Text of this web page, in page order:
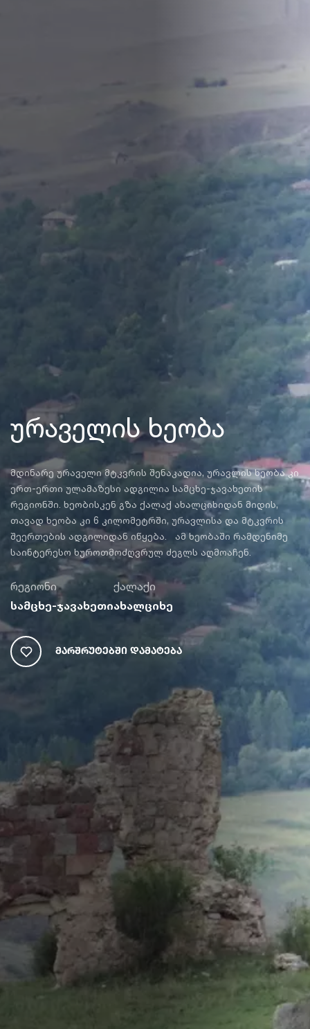
ურაველის ხეობა
მდინარე ურაველი მტკვრის შენაკადია, ურავლის ხეობა კი
ერთ-ერთი ულამაზესი ადგილია სამცხე-ჯავახეთის
რეგიონში. ხეობისკენ გზა ქალაქ ახალციხიდან მიდის,
თავად ხეობა კი 6 კილომეტრში, ურავლისა და მტკვრის
შეერთების ადგილიდან იწყება. ამ ხეობაში რამდენიმე
საინტერესო ხუროთმოძღვრულ ძეგლს აღმოაჩენ.
რეგიონი
სამცხე-ჯავახეთი
ქალაქი
ახალციხე
Მარშრუტებში Დამატება